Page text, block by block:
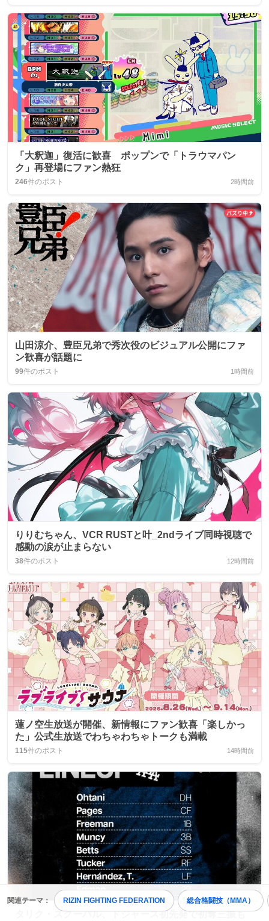
関連テーマ： RIZIN FIGHTING FEDERATION 総合格闘技（MMA）
「大釈迦」復活に歓喜 ポップンで「トラウマパン
ク」再登場にファン熱狂
246件のポスト 2時間前
山田涼介、豊臣兄弟で秀次役のビジュアル公開にファ
ン歓喜が話題に
99件のポスト 1時間前
りりむちゃん、VCR RUSTと叶_2ndライブ同時視聴で
感動の涙が止まらない
38件のポスト 12時間前
蓮ノ空生放送が開催、新情報にファン歓喜「楽しかっ
た」公式生放送でわちゃわちゃトークも満載
115件のポスト 14時間前
タリク・スクーバル、ドジャース初先発で初奪三振も